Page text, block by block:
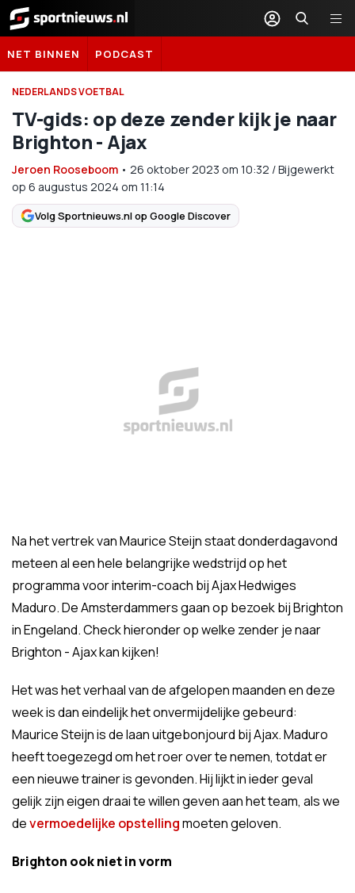
Sportnieuws.nl
NET BINNEN PODCAST
NEDERLANDS VOETBAL
TV-gids: op deze zender kijk je naar
Brighton - Ajax
Jeroen Rooseboom • 26 oktober 2023 om 10:32 /Bijgewerkt
op 6 augustus 2024 om 11:14
Volg Sportnieuws.nl op Google Discover
Na het vertrek van Maurice Steijn staat donderdagavond
meteen al een hele belangrijke wedstrijd op het
programma voor interim-coach bij Ajax Hedwiges
Maduro. De Amsterdammers gaan op bezoek bij Brighton
in Engeland. Check hieronder op welke zender je naar
Brighton - Ajax kan kijken!
Het was het verhaal van de afgelopen maanden en deze
week is dan eindelijk het onvermijdelijke gebeurd:
Maurice Steijn is de laan uitgebonjourd bij Ajax. Maduro
heeft toegezegd om het roer over te nemen, totdat er
een nieuwe trainer is gevonden. Hij lijkt in ieder geval
gelijk zijn eigen draai te willen geven aan het team, als we
devermoedelijke opstellingmoeten geloven.
Brighton ook niet in vorm